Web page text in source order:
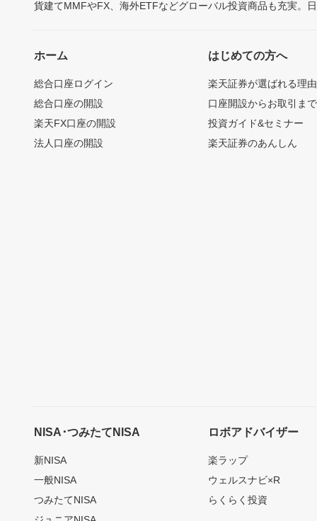
貨建てMMFやFX、海外ETFなどグローバル投資商品も充実。
ホーム
総合口座ログイン
総合口座の開設
楽天FX口座の開設
法人口座の開設
はじめての方へ
楽天証券が選ばれる理由
口座開設からお取引ま
投資ガイド&セミナー
楽天証券のあんしん
NISA･つみたてNISA
新NISA
一般NISA
つみたてNISA
ロボアドバイザー
楽ラップ
ウェルスナビ×R
らくらく投資